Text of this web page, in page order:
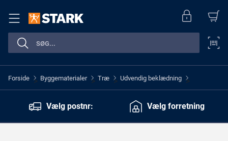
Forside > Byggematerialer > Træ > Udvendig beklædning >
Vælg postnr: Vælg forretning